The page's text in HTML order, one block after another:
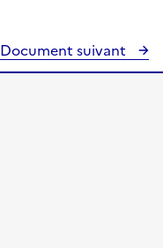
Document suivant